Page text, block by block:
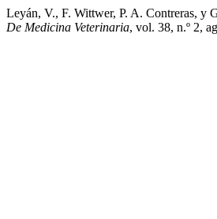
Leyán, V., F. Wittwer, P. A. Contreras, y
De Medicina Veterinaria, vol. 38, n.º 2,